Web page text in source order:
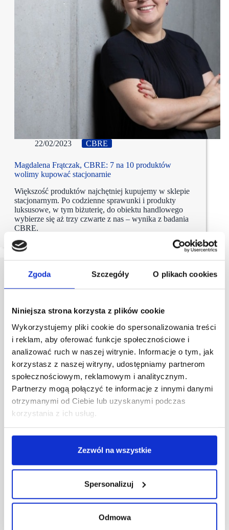
Zgoda Szczegóły O plikach cookies
Niniejsza strona korzysta z plików cookie
Wykorzystujemy pliki cookie do spersonalizowania treści
i reklam, aby oferować funkcje społecznościowe i
analizować ruch w naszej witrynie. Informacje o tym, jak
korzystasz z naszej witryny, udostępniamy partnerom
społecznościowym, reklamowym i analitycznym.
Partnerzy mogą połączyć te informacje z innymi danymi
otrzymanymi od Ciebie lub uzyskanymi podczas
korzystania z ich usług.
Zezwól na wszystkie
Spersonalizuj
Odmowa
22/02/2023 CBRE
Magdalena Frątczak, CBRE: 7 na 10 produktów
wolimy kupować stacjonarnie
Większość produktów najchętniej kupujemy w sklepie
stacjonarnym. Po codzienne sprawunki i produkty
luksusowe, w tym biżuterię, do obiektu handlowego
wybierze się aż trzy czwarte z nas – wynika z badania
CBRE.
22/02/2023
Grupa Muszkieterów: Bricomarché otwiera sklep
w Kolbuszowej
Bricomarché, sieć supermarketów „dom i ogród”,